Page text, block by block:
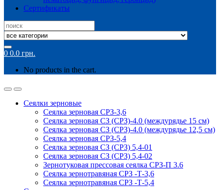
Сертификаты
Search
for:
0 0.0 грн.
No products in the cart.
Сеялки зерновые
Сеялка зерновая СРЗ-3,6
Сеялка зерновая СЗ (СРЗ)-4.0 (междурядье 15 см)
Сеялка зерновая СЗ (СРЗ)-4.0 (междурядье 12,5 см)
Сеялка зерновая СРЗ-5,4
Сеялка зерновая СЗ (СРЗ) 5,4-01
Сеялка зерновая СЗ (СРЗ) 5,4-02
Зернотуковая прессовая сеялка СРЗ-П 3.6
Сеялка зернотравяная СРЗ -Т-3,6
Сеялка зернотравяная СРЗ -Т-5,4